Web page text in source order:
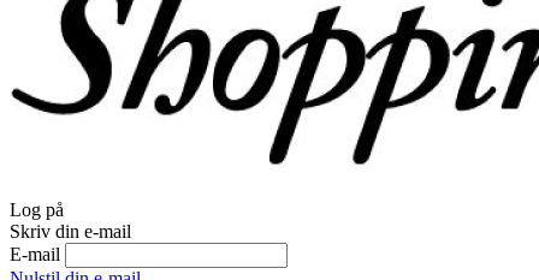
Log på
Skriv din e-mail
E-mail